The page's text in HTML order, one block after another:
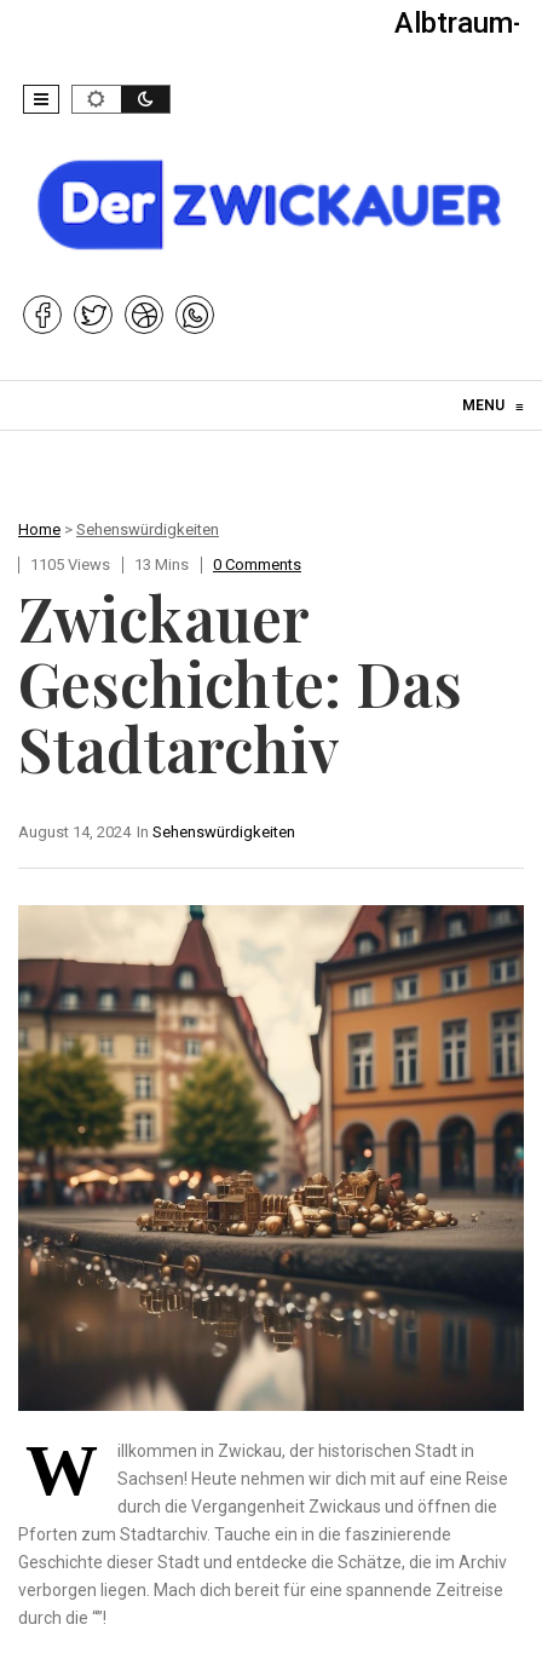
Albtraum-
MENU ≡
Home > Sehenswürdigkeiten
1105 Views
13 Mins 0 Comments
Zwickauer
Geschichte: Das
Stadtarchiv
In Sehenswürdigkeiten
August 14, 2024
W
illkommen in Zwickau, der historischen‌ Stadt​ in
Sachsen! Heute nehmen wir dich mit auf eine⁤ Reise
durch ‍die Vergangenheit Zwickaus und öffnen die
Pforten zum Stadtarchiv. Tauche ein in die faszinierende
Geschichte dieser Stadt​ und entdecke die Schätze, die ⁢im Archiv
verborgen liegen. Mach dich bereit für eine spannende Zeitreise
⁣durch ‍die⁣ “”!